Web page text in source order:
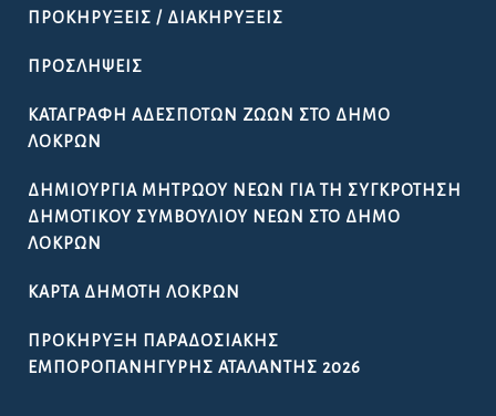
ΠΡΟΚΗΡΎΞΕΙΣ / ΔΙΑΚΗΡΎΞΕΙΣ
ΠΡΟΣΛΉΨΕΙΣ
ΚΑΤΑΓΡΑΦΉ ΑΔΈΣΠΟΤΩΝ ΖΏΩΝ ΣΤΟ ΔΉΜΟ
ΛΟΚΡΏΝ
ΔΗΜΙΟΥΡΓΊΑ ΜΗΤΡΏΟΥ ΝΈΩΝ ΓΙΑ ΤΗ ΣΥΓΚΡΌΤΗΣΗ
ΔΗΜΟΤΙΚΟΎ ΣΥΜΒΟΥΛΊΟΥ ΝΈΩΝ ΣΤΟ ΔΉΜΟ
ΛΟΚΡΏΝ
ΚΆΡΤΑ ΔΗΜΌΤΗ ΛΟΚΡΏΝ
ΠΡΟΚΉΡΥΞΗ ΠΑΡΑΔΟΣΙΑΚΉΣ
ΕΜΠΟΡΟΠΑΝΉΓΥΡΗΣ ΑΤΑΛΆΝΤΗΣ 2026